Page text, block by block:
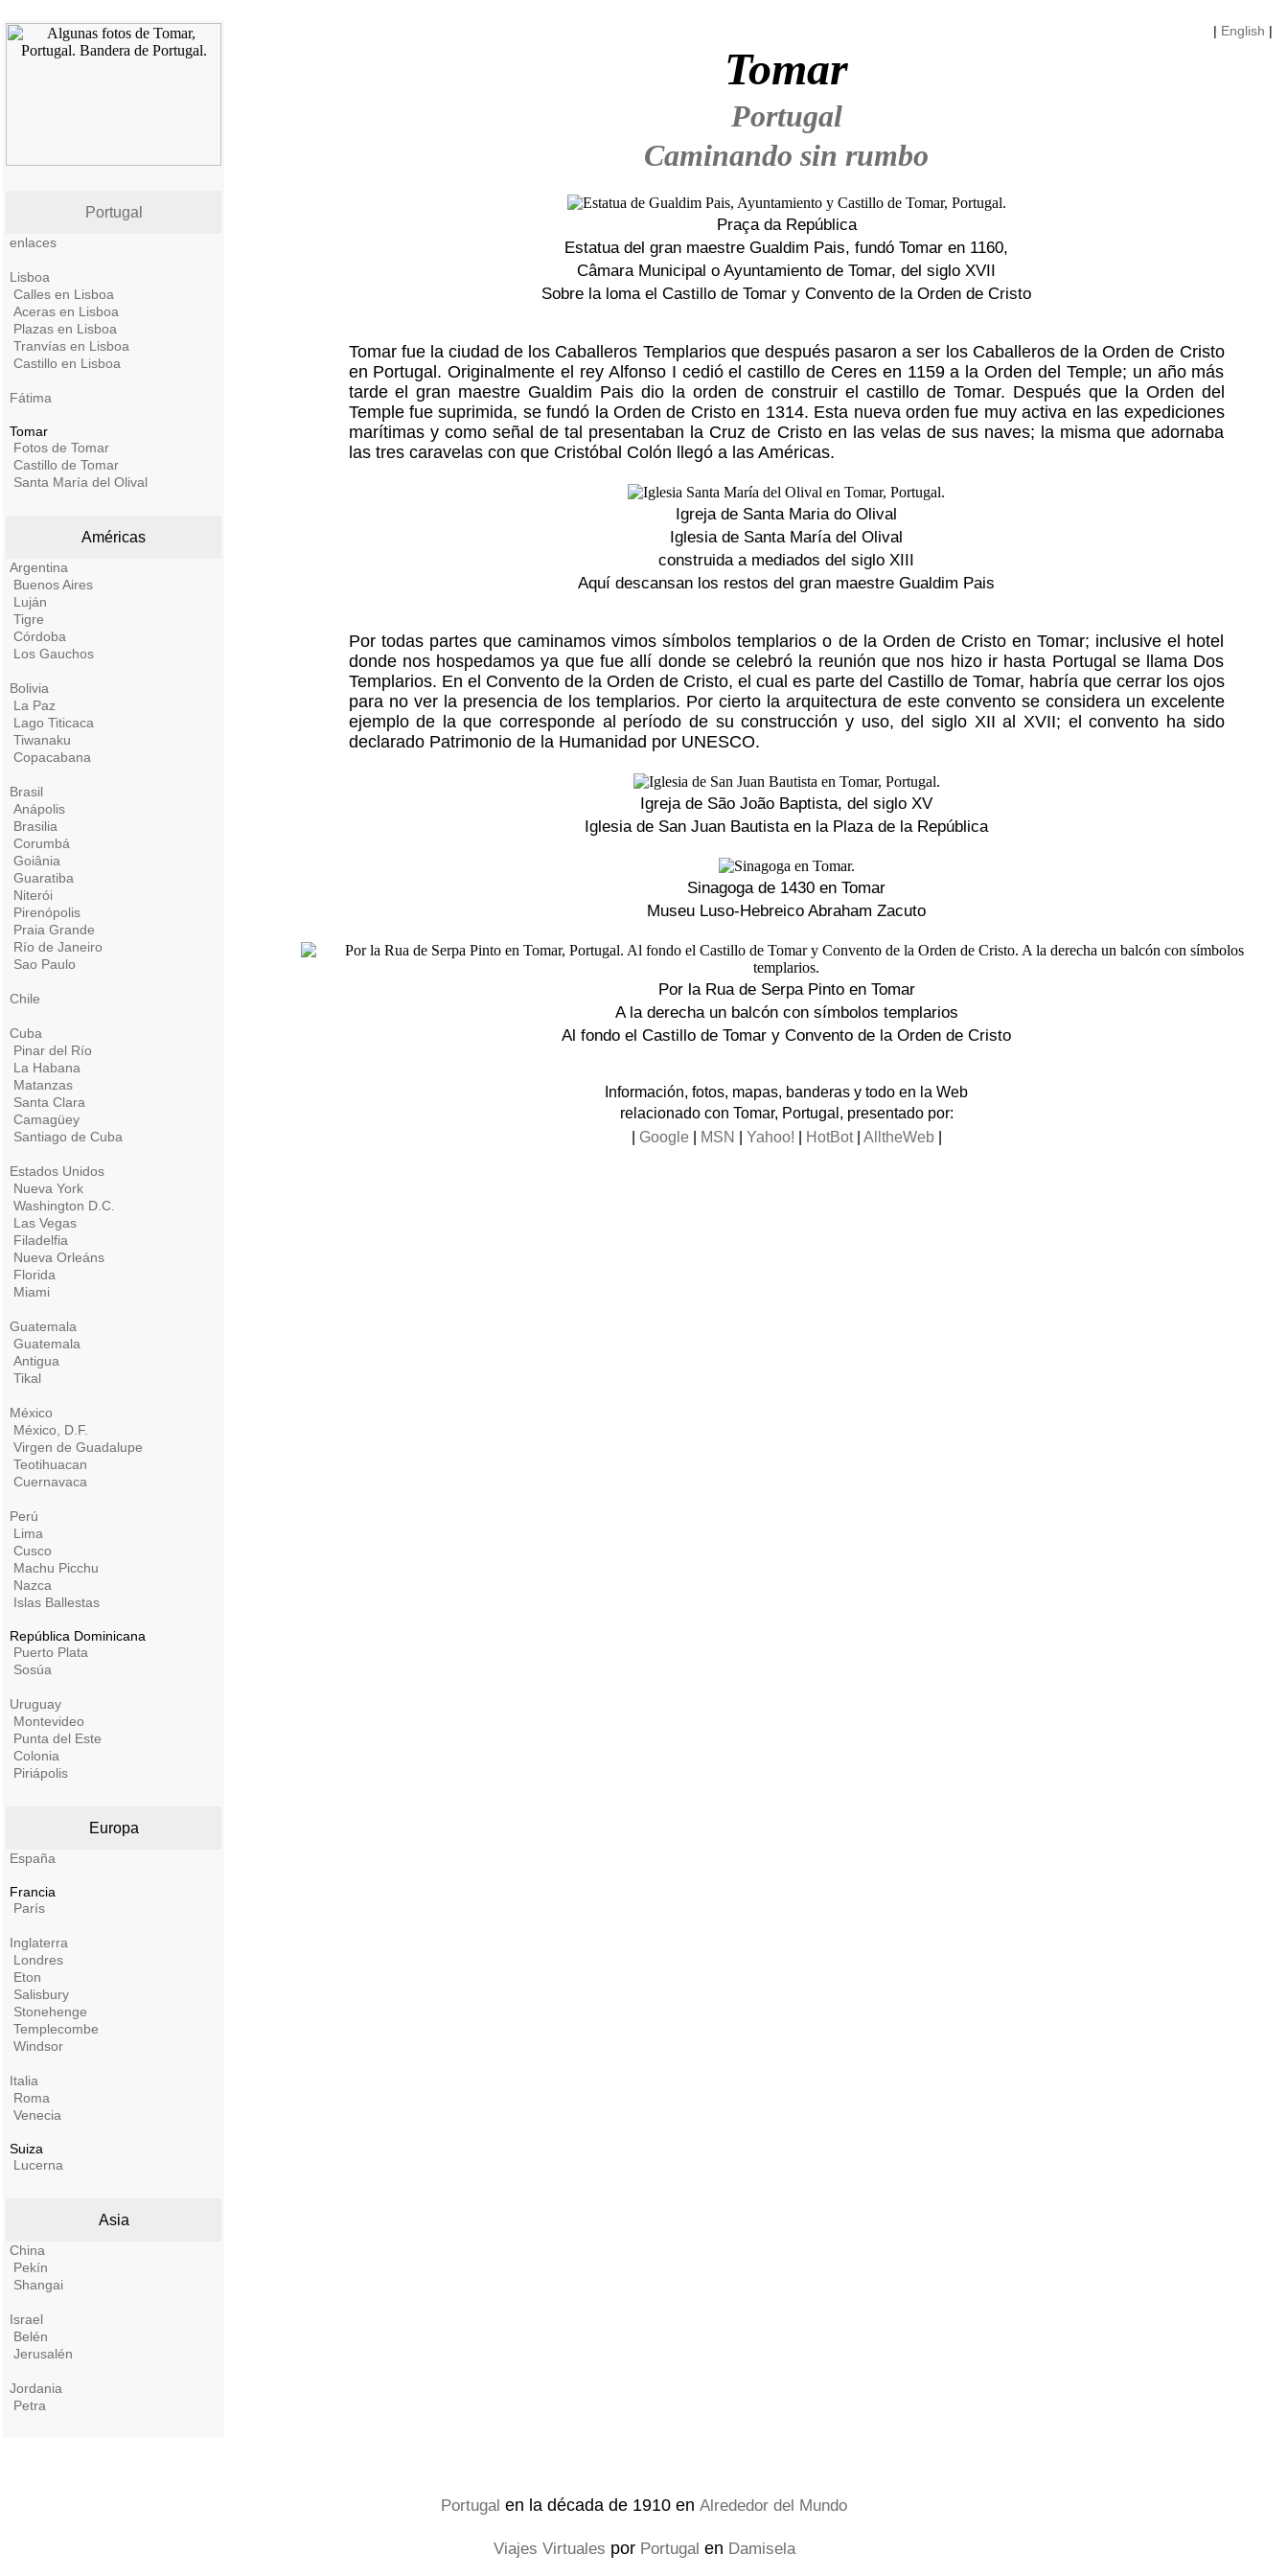
Portugal
enlaces
Lisboa
Calles en Lisboa
Aceras en Lisboa
Plazas en Lisboa
Tranvías en Lisboa
Castillo en Lisboa
Fátima
Tomar
Fotos de Tomar
Castillo de Tomar
Santa María del Olival
Américas
Argentina
Buenos Aires
Luján
Tigre
Córdoba
Los Gauchos
Bolivia
La Paz
Lago Titicaca
Tiwanaku
Copacabana
Brasil
Anápolis
Brasilia
Corumbá
Goiânia
Guaratiba
Niterói
Pirenópolis
Praia Grande
Río de Janeiro
Sao Paulo
Chile
Cuba
Pinar del Río
La Habana
Matanzas
Santa Clara
Camagüey
Santiago de Cuba
Estados Unidos
Nueva York
Washington D.C.
Las Vegas
Filadelfia
Nueva Orleáns
Florida
Miami
Guatemala
Guatemala
Antigua
Tikal
México
México, D.F.
Virgen de Guadalupe
Teotihuacan
Cuernavaca
Perú
Lima
Cusco
Machu Picchu
Nazca
Islas Ballestas
República Dominicana
Puerto Plata
Sosúa
Uruguay
Montevideo
Punta del Este
Colonia
Piriápolis
Europa
España
Francia
París
Inglaterra
Londres
Eton
Salisbury
Stonehenge
Templecombe
Windsor
Italia
Roma
Venecia
Suiza
Lucerna
Asia
China
Pekín
Shangai
Israel
Belén
Jerusalén
Jordania
Petra
| English |
Tomar
Portugal
Caminando sin rumbo
Praça da República
Estatua del gran maestre Gualdim Pais, fundó Tomar en 1160,
Câmara Municipal o Ayuntamiento de Tomar, del siglo XVII
Sobre la loma el Castillo de Tomar y Convento de la Orden de Cristo
Tomar fue la ciudad de los Caballeros Templarios que después pasaron a ser los Caballeros de la Orden de Cristo
en Portugal. Originalmente el rey Alfonso I cedió el castillo de Ceres en 1159 a la Orden del Temple; un año más
tarde el gran maestre Gualdim Pais dio la orden de construir el castillo de Tomar. Después que la Orden del
Temple fue suprimida, se fundó la Orden de Cristo en 1314. Esta nueva orden fue muy activa en las expediciones
marítimas y como señal de tal presentaban la Cruz de Cristo en las velas de sus naves; la misma que adornaba
las tres caravelas con que Cristóbal Colón llegó a las Américas.
Igreja de Santa Maria do Olival
Iglesia de Santa María del Olival
construida a mediados del siglo XIII
Aquí descansan los restos del gran maestre Gualdim Pais
Por todas partes que caminamos vimos símbolos templarios o de la Orden de Cristo en Tomar; inclusive el hotel
donde nos hospedamos ya que fue allí donde se celebró la reunión que nos hizo ir hasta Portugal se llama Dos
Templarios. En el Convento de la Orden de Cristo, el cual es parte del Castillo de Tomar, habría que cerrar los ojos
para no ver la presencia de los templarios. Por cierto la arquitectura de este convento se considera un excelente
ejemplo de la que corresponde al período de su construcción y uso, del siglo XII al XVII; el convento ha sido
declarado Patrimonio de la Humanidad por UNESCO.
Igreja de São João Baptista, del siglo XV
Iglesia de San Juan Bautista en la Plaza de la República
Sinagoga de 1430 en Tomar
Museu Luso-Hebreico Abraham Zacuto
Por la Rua de Serpa Pinto en Tomar
A la derecha un balcón con símbolos templarios
Al fondo el Castillo de Tomar y Convento de la Orden de Cristo
Información, fotos, mapas, banderas y todo en la Web
relacionado con Tomar, Portugal, presentado por:
Google| MSN Yahoo! HotBot| AlltheWeb|
Portugal en la década de 1910 en Alrededor del Mundo
Viajes Virtuales por Portugal en Damisela